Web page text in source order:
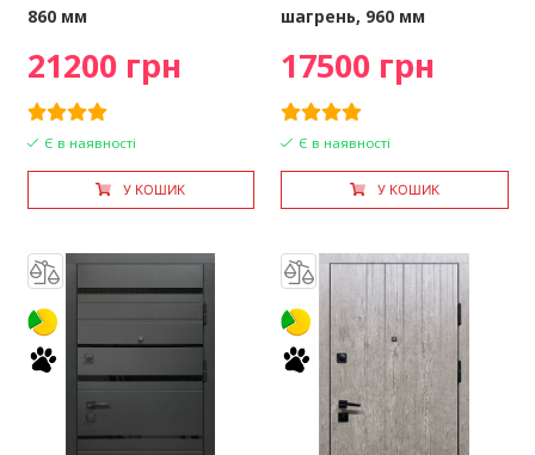
860 мм
21200 грн
Є в наявності
У КОШИК
шагрень, 960 мм
17500 грн
Є в наявності
У КОШИК